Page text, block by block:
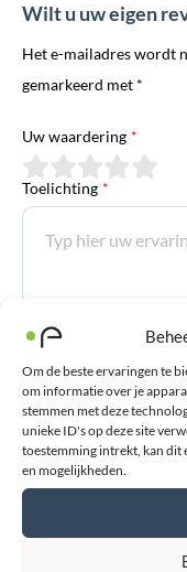
Om de beste ervaringen te
om informatie over je
stemmen met deze
unieke ID's op deze site
toestemming intrekt, kan dit
en mogelijkheden.
Wilt u uw eigen
Het e-mailadres wordt
gemarkeerd met *
Uw waardering *
Toelichting *
Voornaam
Achternaam